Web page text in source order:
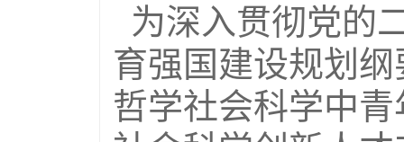
为深入贯彻党的
育强国建设规划
哲学社会科学中